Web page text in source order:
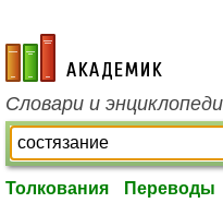
academic.ru
Словари и
Толкования Переводы